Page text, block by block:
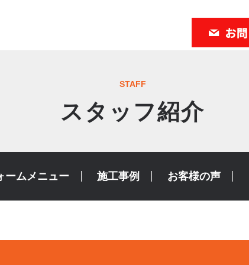
STAFF
スタッフ紹介
ームメニュー 施工事例 お客様の声